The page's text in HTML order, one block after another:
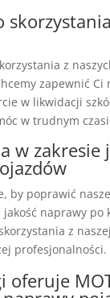
z
zapewnić
w likwidacji
w trudnym
w zakresie
by poprawić
naprawy po
z
profesjonalności.
oferuje